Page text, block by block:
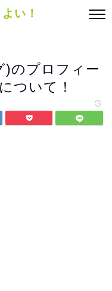
い！
)のプロフィー
ついて！